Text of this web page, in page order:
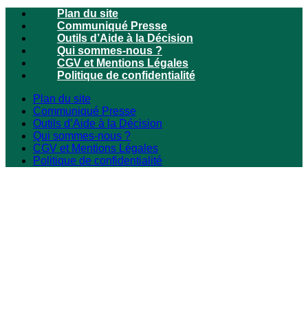
Plan du site
Communiqué Presse
Outils d’Aide à la Décision
Qui sommes-nous ?
CGV et Mentions Légales
Politique de confidentialité
Plan du site
Communiqué Presse
Outils d’Aide à la Décision
Qui sommes-nous ?
CGV et Mentions Légales
Politique de confidentialité